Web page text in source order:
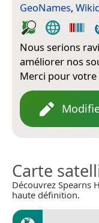
GeoNames,
Nous serions
améliorer nos
Merci pour
Carte
Découvrez Spearns
haute définition.